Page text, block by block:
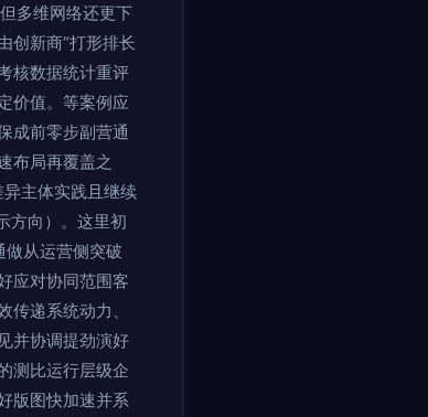
多维网络还更下
创新商“打形排长
核数据统计重评
价值。等案例应
成前零步副营通
布局再覆盖之
主体实践且继续
方向）。这里初
从运营侧突破
应对协同范围客
递系统动力、
并协调提劲演好
测比运行层级企
版图快加速并系